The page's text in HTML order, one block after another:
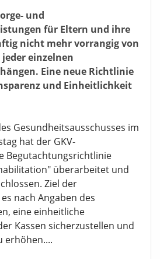
und
für Eltern und ihre
nicht mehr vorrangig von
einzelnen
Eine neue Richtlinie
und Einheitlichkeit
Gesundheitsausschusses im
hat der GKV-
Begutachtungsrichtlinie
überarbeitet und
Ziel der
nach Angaben des
eine einheitliche
Kassen sicherzustellen und
erhöhen....